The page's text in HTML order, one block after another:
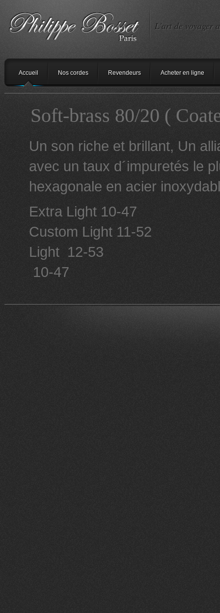
L'art de voyager
Accueil Nos cordes Revendeurs Acheter en ligne
Soft-brass 80/20 (
Un son riche et brillant, Un
avec un taux d´impuretés le
hexagonale en acier
Extra Light 10-
Custom Light 11-
Light 12-53 12
10-47